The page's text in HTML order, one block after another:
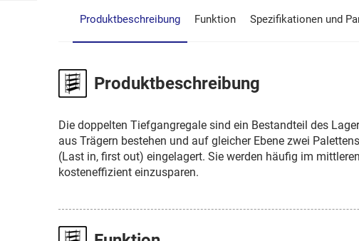
Produktbeschreibung Funktion Spezifikationen und
Produktbeschreibung
Die doppelten Tiefgangregale sind ein Bestandteil des
aus Trägern bestehen und auf gleicher Ebene zwei
(Last in, first out) eingelagert. Sie werden häufig im
kosteneffizient einzusparen.